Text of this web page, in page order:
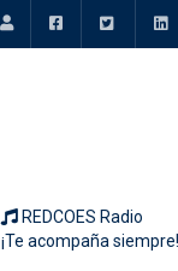
REDCOES Radio
¡Te acompaña siempre!